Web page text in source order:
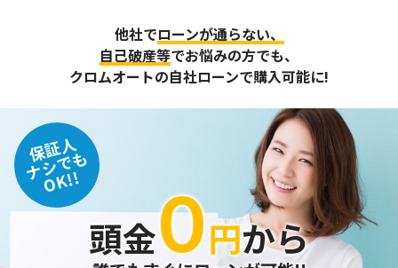
失、破壊、改ざん及び漏えいなどに対する予防ならびに是正
に努め、合理的な安全対策を講じます。
また、個人情報保護に関する法令およびその他の規範を遵守
するとともに、この方針に基づく個人情報保護規程や体制を
定め、その内容を継続的に見直し、改善に努めます。
個人情報の訂正･削除・開示
ご本人から、登録されている個人情報について訂正・削除・
開示の請求があった場合は、迅速に対応いたします。
当ホームページが保有する個人情報の取り扱い、および訂
正・削除・開示等に関するお問い合わせ先は、以下の通りで
他社でローンが通らない、
自己破産等でお悩みの方でも、
クロムオートの自社ローンで購入可能に!
保証人
ナシでも
OK!!
頭金０円から